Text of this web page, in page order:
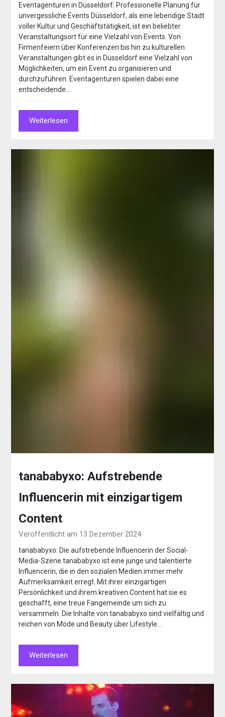
Eventagenturen in Düsseldorf: Professionelle Planung für
unvergessliche Events Düsseldorf, als eine lebendige Stadt
voller Kultur und Geschäftstätigkeit, ist ein beliebter
Veranstaltungsort für eine Vielzahl von Events. Von
Firmenfeiern über Konferenzen bis hin zu kulturellen
Veranstaltungen gibt es in Düsseldorf eine Vielzahl von
Möglichkeiten, um ein Event zu organisieren und
durchzuführen. Eventagenturen spielen dabei eine
entscheidende…
Weiterlesen
tanababyxo: Aufstrebende
Influencerin mit einzigartigem
Content
Veröffentlicht am 13 Dezember 2024
tanababyxo: Die aufstrebende Influencerin der Social-
Media-Szene tanababyxo ist eine junge und talentierte
Influencerin, die in den sozialen Medien immer mehr
Aufmerksamkeit erregt. Mit ihrer einzigartigen
Persönlichkeit und ihrem kreativen Content hat sie es
geschafft, eine treue Fangemeinde um sich zu
versammeln. Die Inhalte von tanababyxo sind vielfältig und
reichen von Mode und Beauty über Lifestyle…
Weiterlesen